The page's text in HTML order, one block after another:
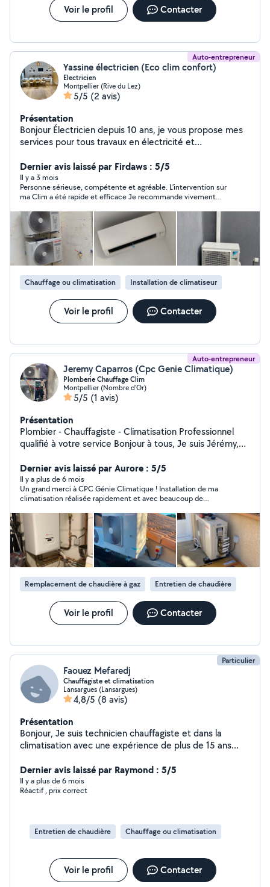
Voir le profil Contacter
Auto-entrepreneur
Yassine électricien (Eco clim confort)
Electricien
Montpellier (Rive du Lez)
5/5 (2 avis)
Présentation
Bonjour Électricien depuis 10 ans, je vous propose mes
services pour tous travaux en électricité et
Dernier avis laissé par Firdaws : 5/5
Il y a 3 mois
Personne sérieuse, compétente et agréable. L’intervention sur
ma Clim a été rapide et efficace Je recommande vivement
Chauffage ou climatisation Installation de climatiseur
Voir le profil Contacter
Auto-entrepreneur
Jeremy Caparros (Cpc Genie Climatique)
Plomberie Chauffage Clim
Montpellier (Nombre d'Or)
5/5 (1 avis)
Présentation
Plombier - Chauffagiste - Climatisation Professionnel
qualifié à votre service Bonjour à tous, Je suis Jérémy,
Plomberie : Dépannage rapide (fuite, WC bouché,
robinetterie, etc.) Installation et rénovation de salle de
bain / cuisine Remplacement de chauffe-eau Chauffage
: Entretien et réparation de chaudière gaz ou fioul Pose
et remplacement de radiateurs Mise en service de
chauffage central Climatisation : Installation de
climatiseurs réversibles (pompe à chaleur air/air) Mise
en service et entretien Dépannage Travail propre,
soigné et dans les délais Intervention rapide sur
Montpellier, Herault et alentours Devis gratuit
Assurance professionnelle N'hésitez pas à me contacter
pour toute demande ou conseil. Je suis réactif et à
l'écoute de vos besoins !
Dernier avis laissé par Aurore : 5/5
Il y a plus de 6 mois
Un grand merci à CPC Génie Climatique ! Installation de ma
climatisation réalisée rapidement et avec beaucoup de
conseils pour l’utilisation et l’entretien. Personne de confiance,
je recommande vivement !
Remplacement de chaudière à gaz Entretien de chaudière
Voir le profil Contacter
Particulier
Faouez Mefaredj
Chauffagiste et climatisation
Lansargues (Lansargues)
4,8/5 (8 avis)
Présentation
Bonjour, Je suis technicien chauffagiste et dans la
climatisation avec une expérience de plus de 15 ans
tout type de matériel.
Dernier avis laissé par Raymond : 5/5
Il y a plus de 6 mois
Réactif , prix correct
Entretien de chaudière Chauffage ou climatisation
Voir le profil Contacter